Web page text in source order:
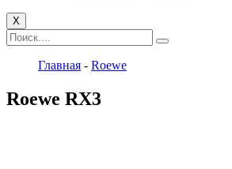
X
Главная - Roewe
Roewe RX3